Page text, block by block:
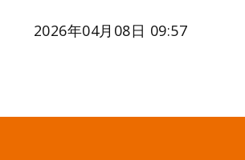
2026年04月08日 09:57